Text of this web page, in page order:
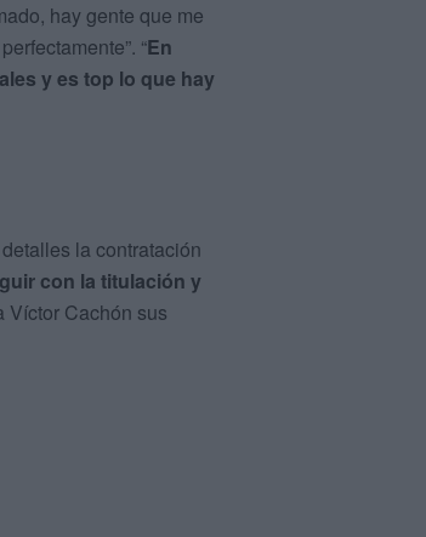
hay gente que me
“En
y es top lo que hay
la contratación
con la titulación y
Víctor Cachón sus